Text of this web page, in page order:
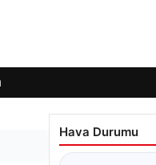
Hava Durumu